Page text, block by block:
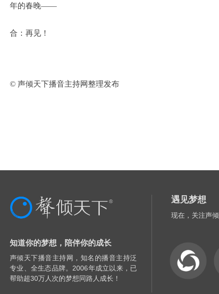
年的春晚——
合：再见！
© 声倾天下播音主持网整理发布
知道你的梦想，陪伴你的成长
声倾天下播音主持网，知名的播音主持泛
专业、全生态品牌。2006年成立以来，已
帮助超30万人次的梦想同路人成长！
遇见梦想
现在，关注声